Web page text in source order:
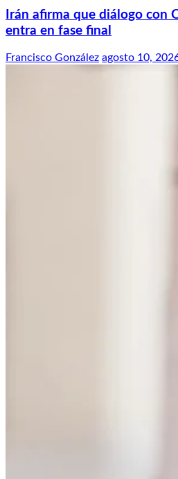
Irán afirma que diálogo con
entra en fase final
Francisco González agosto 10,